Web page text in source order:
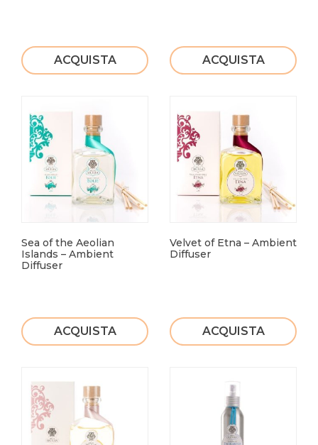
ACQUISTA ACQUISTA
Sea of the Aeolian
Islands – Ambient
Diffuser
ACQUISTA
Velvet of Etna – Ambient
Diffuser
ACQUISTA